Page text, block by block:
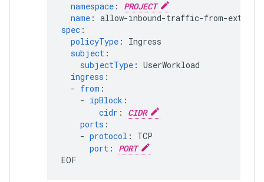
namespace :
PROJECT
name : allow-inbound-traffic-from-
spec :
policyType :
Ingress
subject :
subjectType : UserWorkload
ingress :
- from :
- ipBlock :
cidr :
CIDR
ports :
- protocol :
TCP
port :
PORT
EOF